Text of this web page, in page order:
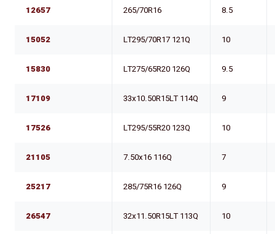
12657 265/70R16 8.5
15052 LT295/70R17 121Q 10
15830 LT275/65R20 126Q 9.5
17109 33x10.50R15LT 114Q 9
17526 LT295/55R20 123Q 10
21105 7.50x16 116Q 7
25217 285/75R16 126Q 9
26547 32x11.50R15LT 113Q 10